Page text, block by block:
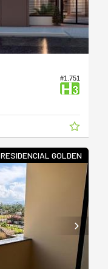
#1.751
RESIDENCIAL GOLDEN